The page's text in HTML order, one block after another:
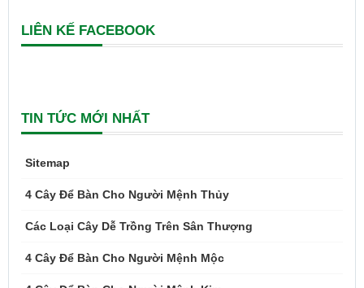
LIÊN KẾ FACEBOOK
TIN TỨC MỚI NHẤT
Sitemap
4 Cây Để Bàn Cho Người Mệnh Thủy
Các Loại Cây Dễ Trồng Trên Sân Thượng
4 Cây Để Bàn Cho Người Mệnh Mộc